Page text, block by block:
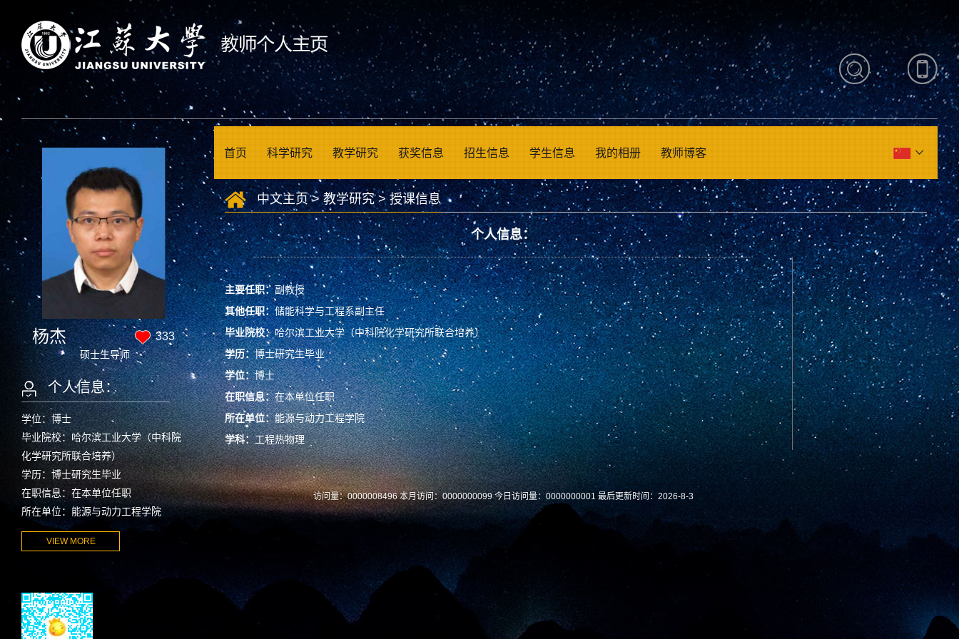
杨杰 333
硕士生导师
个人信息：
学位：博士
毕业院校：哈尔滨工业大学（中科院
化学研究所联合培养）
学历：博士研究生毕业
在职信息：在本单位任职
所在单位：能源与动力工程学院
VIEW MORE
首页 科学研究 教学研究 获奖信息 招生信息 学生信息 我的相册 教师博客
中文主页>教学研究>授课信息
个人信息：
主要任职：副教授
其他任职：储能科学与工程系副主任
毕业院校：哈尔滨工业大学（中科院化学研究所联合培养）
学历：博士研究生毕业
学位：博士
在职信息：在本单位任职
所在单位：能源与动力工程学院
学科：工程热物理
访问量：0000008496本月访问：0000000099今日访问量：0000000001 最后更新时间：2026-8-3